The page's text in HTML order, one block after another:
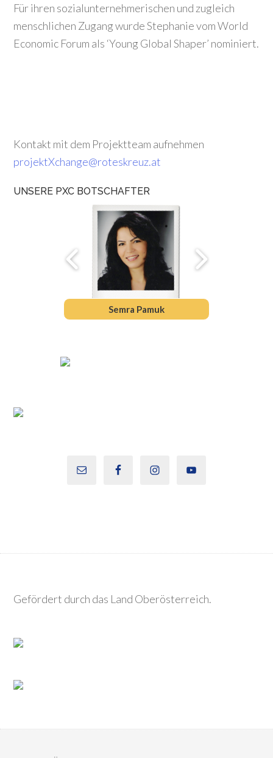
Für ihren sozialunternehmerischen und zugleich
menschlichen Zugang wurde Stephanie vom World
Economic Forum als ‘Young Global Shaper’ nominiert.
Kontakt mit dem Projektteam aufnehmen
projektXchange@roteskreuz.at
UNSERE PXC BOTSCHAFTER
Pamela Andrea Muñoz Lagos
Gefördert durch das Land Oberösterreich.